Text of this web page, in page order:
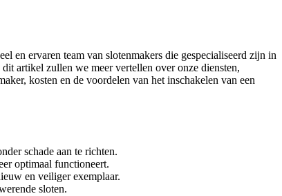
en ervaren team van slotenmakers die gespecialiseerd zijn in
artikel zullen we meer vertellen over onze diensten,
kosten en de voordelen van het inschakelen van een
schade aan te richten.
optimaal functioneert.
en veiliger exemplaar.
sloten.